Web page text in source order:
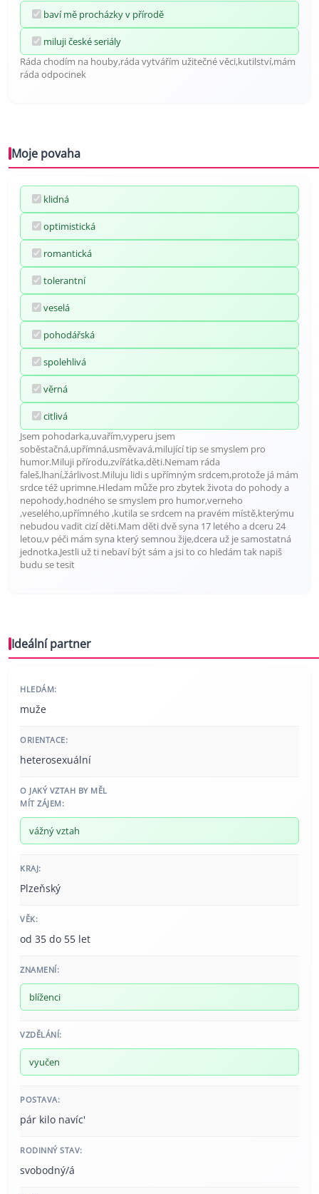
baví mě procházky v přírodě
miluji české seriály
Ráda chodím na houby,ráda vytvářím užitečné věci,kutilství,mám
ráda odpocinek
Moje povaha
klidná
optimistická
romantická
tolerantní
veselá
pohodářská
spolehlivá
věrná
citlivá
Jsem pohodarka,uvařím,vyperu jsem
soběstačná,upřímná,usměvavá,milující tip se smyslem pro
humor.Miluji přírodu,zvířátka,děti.Nemam ráda
faleš,lhaní,žárlivost.Miluju lidi s upřímným srdcem,protože já mám
srdce též uprimne.Hledam může pro zbytek života do pohody a
nepohody,hodného se smyslem pro humor,verneho
,veselého,upřímného ,kutila se srdcem na pravém místě,kterýmu
nebudou vadit cizí děti.Mam děti dvě syna 17 letého a dceru 24
letou,v péči mám syna který semnou žije,dcera už je samostatná
jednotka.Jestli už ti nebaví být sám a jsi to co hledám tak napiš
budu se tesit
Ideální partner
HLEDÁM:
muže
ORIENTACE:
heterosexuální
O JAKÝ VZTAH BY MĚL
MÍT ZÁJEM:
vážný vztah
KRAJ:
Plzeňský
VĚK:
od 35 do 55 let
ZNAMENÍ:
blíženci
VZDĚLÁNÍ:
vyučen
POSTAVA:
pár kilo navíc'
RODINNÝ STAV:
svobodný/á